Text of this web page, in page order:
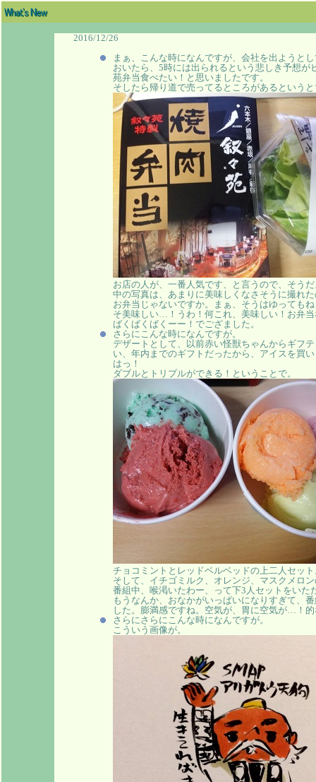
2016/12/26
まぁ、こんな時になんですが、会社を出ようと
おいたら、5時には出られるという悲しき予想
苑弁当食べたい！と思いましたです。
そしたら帰り道で売ってるところがあるという
お店の人が、一番人気です、と言うので、そう
中の写真は、あまりに美味しくなさそうに撮れ
お弁当じゃないですか。まぁ、そうはゆっても
そ美味しい…！うわ！何これ、美味しい！お弁
ばくばくばくーー！でござました。
さらにこんな時になんですが。
デザートとして、以前赤い怪獣ちゃんからギフ
い、年内までのギフトだったから、アイスを買
はっ！
ダブルとトリプルができる！ということで。
チョコミントとレッドベルベッドの上二人セッ
そして、イチゴミルク、オレンジ、マスクメロ
番組中、喉渇いたわー、って下3人セットをいた
もうなんか、おなかがいっぱいになりすぎて、
した。膨満感ですね。空気が、胃に空気が…！
さらにさらにこんな時になんですが。
こういう画像が。